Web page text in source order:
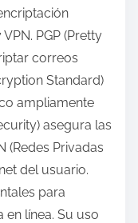
PGP (Pretty
correos
Standard)
ampliamente
asegura las
(Redes Privadas
del usuario.
para
línea. Su uso